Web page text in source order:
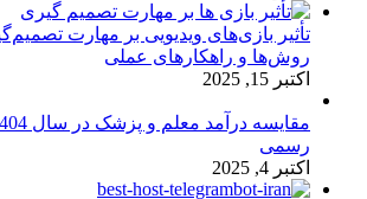
تأثیر بازی‌های ویدیویی بر مهارت
روش‌ها و راهکارهای عملی
اکتبر 15, 2025
رسمی
اکتبر 4, 2025